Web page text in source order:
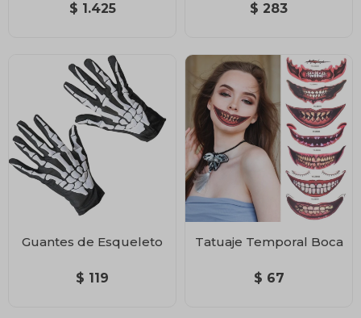
$ 1.425 $ 283
Guantes de Esqueleto
$ 119
Tatuaje Temporal Boca
$ 67